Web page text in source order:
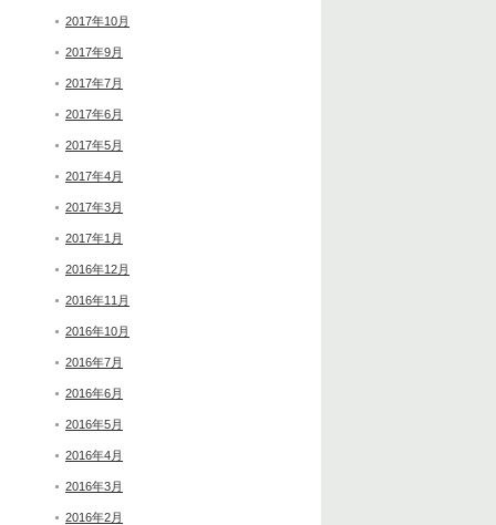
2017年10月
2017年9月
2017年7月
2017年6月
2017年5月
2017年4月
2017年3月
2017年1月
2016年12月
2016年11月
2016年10月
2016年7月
2016年6月
2016年5月
2016年4月
2016年3月
2016年2月